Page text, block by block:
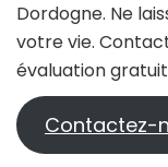
Dordogne. Ne
votre vie.
évaluation
Contactez-